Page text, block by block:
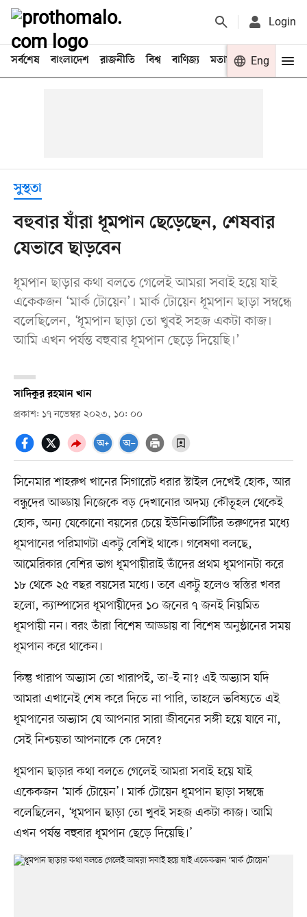
Login
সর্বশেষ বাংলাদেশ রাজনীতি বিশ্ব বাণিজ্য মতামত খেলা
Eng
সুস্থতা
বহুবার যাঁরা ধূমপান ছেড়েছেন, শেষবার
যেভাবে ছাড়বেন
ধূমপান ছাড়ার কথা বলতে গেলেই আমরা সবাই হয়ে যাই
একেকজন ‘মার্ক টোয়েন’। মার্ক টোয়েন ধূমপান ছাড়া সম্বন্ধে
বলেছিলেন, ‘ধূমপান ছাড়া তো খুবই সহজ একটা কাজ।
আমি এখন পর্যন্ত বহুবার ধূমপান ছেড়ে দিয়েছি।’
সাদিকুর রহমান খান
প্রকাশ: ১৭ নভেম্বর ২০২৩, ১০: ০০
সিনেমার শাহরুখ খানের সিগারেট ধরার স্টাইল দেখেই হোক, আর
বন্ধুদের আড্ডায় নিজেকে বড় দেখানোর অদম্য কৌতূহল থেকেই
হোক, অন্য যেকোনো বয়সের চেয়ে ইউনিভার্সিটির তরুণদের মধ্যে
ধূমপানের পরিমাণটা একটু বেশিই থাকে। গবেষণা বলছে,
আমেরিকার বেশির ভাগ ধূমপায়ীরাই তাঁদের প্রথম ধূমপানটা করে
১৮ থেকে ২৫ বছর বয়সের মধ্যে। তবে একটু হলেও স্বস্তির খবর
হলো, ক্যাম্পাসের ধূমপায়ীদের ১০ জনের ৭ জনই নিয়মিত
ধূমপায়ী নন। বরং তাঁরা বিশেষ আড্ডায় বা বিশেষ অনুষ্ঠানের সময়
ধূমপান করে থাকেন।
কিন্তু খারাপ অভ্যাস তো খারাপই, তা–ই না? এই অভ্যাস যদি
আমরা এখানেই শেষ করে দিতে না পারি, তাহলে ভবিষ্যতে এই
ধূমপানের অভ্যাস যে আপনার সারা জীবনের সঙ্গী হয়ে যাবে না,
সেই নিশ্চয়তা আপনাকে কে দেবে?
ধূমপান ছাড়ার কথা বলতে গেলেই আমরা সবাই হয়ে যাই
একেকজন ‘মার্ক টোয়েন’। মার্ক টোয়েন ধূমপান ছাড়া সম্বন্ধে
বলেছিলেন, ‘ধূমপান ছাড়া তো খুবই সহজ একটা কাজ। আমি
এখন পর্যন্ত বহুবার ধূমপান ছেড়ে দিয়েছি।’